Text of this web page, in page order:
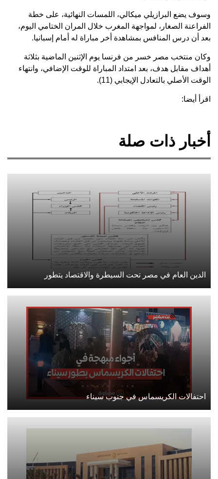
وسوف يضع البرازيلي ميكالي، اللمسات النهائية، على خطة
الفراعنة الصغار، لمواجهة المغرب خلال المران الختامي اليوم،
بعد أن درس المنافس بمشاهدة أخر مباراة له أمام إسبانيا.
وكان منتخب مصر خسر من فرنسا يوم الإثنين الماضية بثلاثة
أهداف مقابل هدف، بعد امتداد المباراة للوقت الإضافي، وانتهاء
الوقت الأصلي بالتعادل الإيجابي (11).
اقرأ أيضا:
أخبار ذات صلة
الدين العام في مصر تحت السيطرة والاقتصاد يتطور
احتفالات الكريسماس في جنوب سيناء